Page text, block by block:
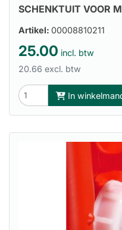
SCHENKTUIT VOOR
Artikel: 00008810211
25.00 incl. btw
20.66 excl. btw
In